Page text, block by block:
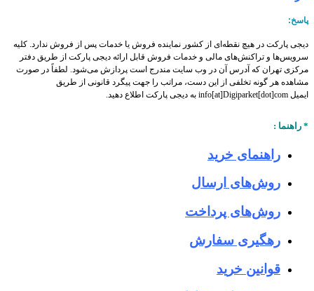
پارکتدر هیچ نقطه‌‌ای از کشور نماینده فروش یا خدمات پس از فروش ندارد.کلیه
و تراکنش‏‌های مالی و خدمات فروش قابل ارائهدیجی پارکتاز طریق دفتر
تهران که آدرس آن در وب سایت مندرج است پردازش می‏‌شود. لطفاً در صورت
هر گونه تخلفی از این دست، مراتب را جهت پیگرد قانونی از طریق
info[at]Digiparket[dot]comبهدیجی پارکتاطلاع دهید.
راهنما :
راهنمای خرید
روش‌های ارسال
روش‌های پرداخت
رهگیری سفارش
قوانین خرید